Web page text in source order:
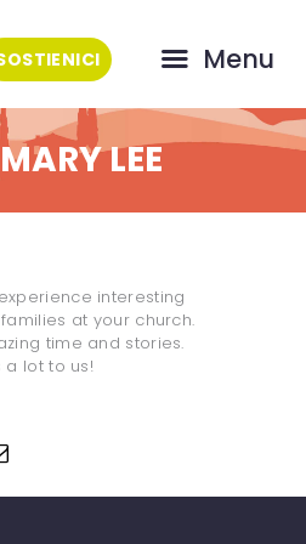
Menu
LEE
interesting
at your church.
time and stories.
a lot to us!